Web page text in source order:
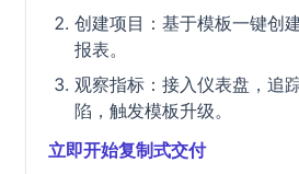
创建项目：基于模板一键创
报表。
观察指标：接入仪表盘，追
陷，触发模板升级。
立即开始复制式交付